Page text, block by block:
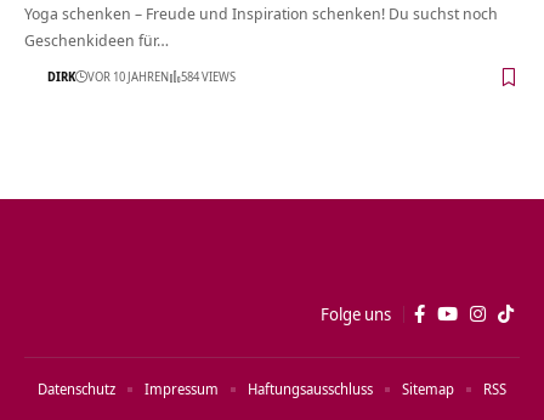
Yoga schenken – Freude und Inspiration schenken! Du suchst noch
Geschenkideen für…
DIRK VOR 10 JAHREN 584 VIEWS
Folge uns
Datenschutz Impressum Haftungsausschluss Sitemap RSS